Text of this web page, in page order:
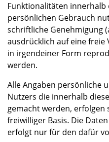
Funktionalitäten innerhalb
persönlichen Gebrauch
schriftliche Genehmigung
ausdrücklich auf eine freie
in irgendeiner Form
werden.
Alle Angaben persönliche
Nutzers die innerhalb
gemacht werden, erfolgen
freiwilliger Basis. Die
erfolgt nur für den dafür